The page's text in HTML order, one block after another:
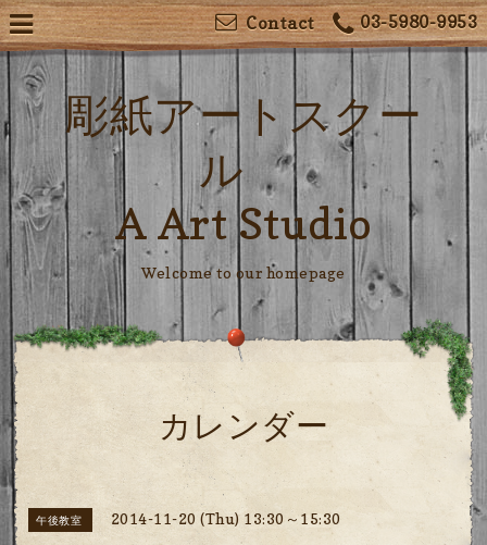
03-5980-9953
Contact
彫紙アートスクー
ル
A Art Studio
Welcome to our homepage
カレンダー
午後教室 2014-11-20 (Thu) 13:30～15:30